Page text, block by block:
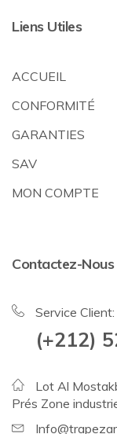
Liens Utiles
ACCUEIL
CONFORMITÉ
GARANTIES
SAV
MON COMPTE
Contactez-Nous
Service Client:
(+212)
Lot Al
Prés Zone